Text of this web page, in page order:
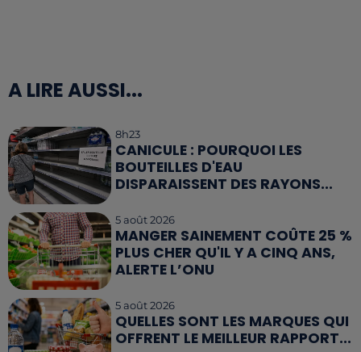
A LIRE AUSSI...
8h23
CANICULE : POURQUOI LES
BOUTEILLES D'EAU
DISPARAISSENT DES RAYONS...
5 août 2026
MANGER SAINEMENT COÛTE 25 %
PLUS CHER QU'IL Y A CINQ ANS,
ALERTE L’ONU
5 août 2026
QUELLES SONT LES MARQUES QUI
OFFRENT LE MEILLEUR RAPPORT...